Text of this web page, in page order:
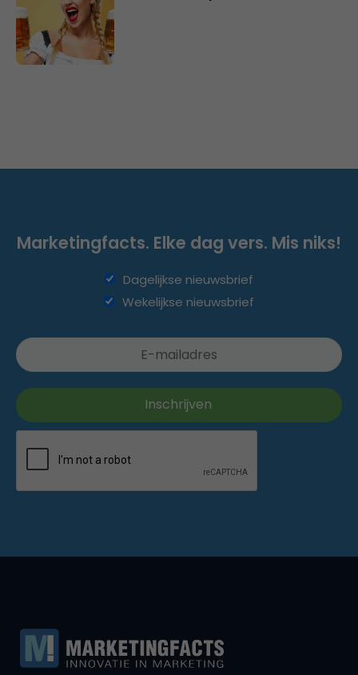
Marketingfacts. Elke dag vers. Mis niks!
Dagelijkse nieuwsbrief
Wekelijkse nieuwsbrief